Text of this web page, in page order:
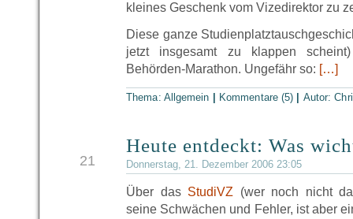
kleines Geschenk vom Vizedirektor zu
Diese ganze
jetzt insgesamt zu klappen
Behörden-Marathon. Ungefähr so: […]
Thema: Allgemein Kommentare (5) Autor:
21
Heute entdeckt: Was
Donnerstag, 21. Dezember 2006 23:05
Über das StudiVZ (wer noch nicht
seine Schwächen und Fehler, ist aber